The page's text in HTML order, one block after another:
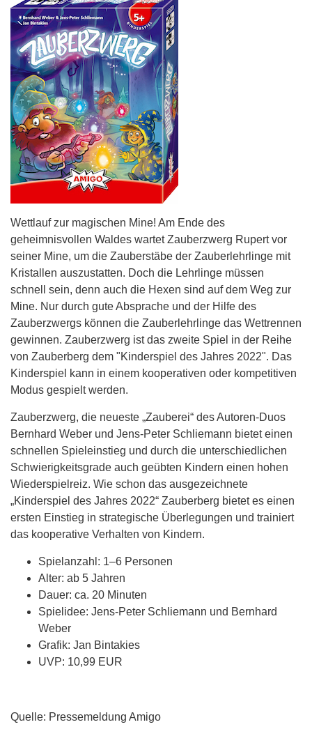
Wettlauf zur magischen Mine! Am Ende des
geheimnisvollen Waldes wartet Zauberzwerg Rupert vor
seiner Mine, um die Zauberstäbe der Zauberlehrlinge mit
Kristallen auszustatten. Doch die Lehrlinge müssen
schnell sein, denn auch die Hexen sind auf dem Weg zur
Mine. Nur durch gute Absprache und der Hilfe des
Zauberzwergs können die Zauberlehrlinge das Wettrennen
gewinnen. Zauberzwerg ist das zweite Spiel in der Reihe
von Zauberberg dem "Kinderspiel des Jahres 2022". Das
Kinderspiel kann in einem kooperativen oder kompetitiven
Modus gespielt werden.
Zauberzwerg, die neueste „Zauberei“ des Autoren-Duos
Bernhard Weber und Jens-Peter Schliemann bietet einen
schnellen Spieleinstieg und durch die unterschiedlichen
Schwierigkeitsgrade auch geübten Kindern einen hohen
Wiederspielreiz. Wie schon das ausgezeichnete
„Kinderspiel des Jahres 2022“ Zauberberg bietet es einen
ersten Einstieg in strategische Überlegungen und trainiert
das kooperative Verhalten von Kindern.
Spielanzahl: 1–6 Personen
Alter: ab 5 Jahren
Dauer: ca. 20 Minuten
Spielidee: Jens-Peter Schliemann und Bernhard
Weber
Grafik: Jan Bintakies
UVP: 10,99 EUR
Quelle: Pressemeldung Amigo